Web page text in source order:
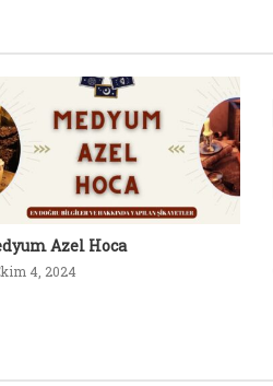
Azel Hoca
4, 2024